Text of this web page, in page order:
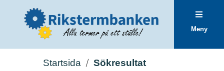
Meny
Startsida Sökresultat